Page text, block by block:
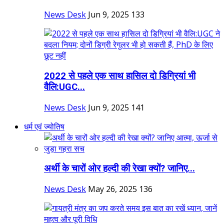
News Desk Jun 9, 2025 133
2022 से पहले एक साथ हासिल दो डिग्रियां भी
वैलि:UGC...
News Desk Jun 9, 2025 141
धर्म एवं ज्योतिष
अर्थी के चारों ओर हल्दी की रेखा क्यों? जानिए...
News Desk May 26, 2025 136